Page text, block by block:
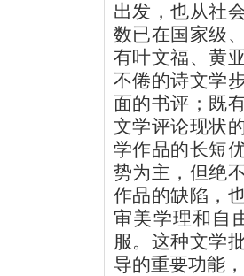
出发，也从社
数已在国家级
有叶文福、黄
不倦的诗文学
面的书评；既
文学评论现状
学作品的长短
势为主，但绝
作品的缺陷，
审美学理和自
服。这种文学
导的重要功能